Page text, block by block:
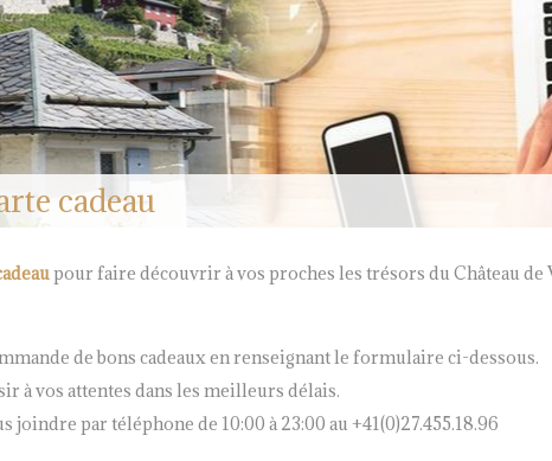
cadeau
pour faire découvrir à vos proches les trésors du Château de
de bons cadeaux en renseignant le formulaire ci-dessous.
à vos attentes dans les meilleurs délais.
joindre par téléphone de 10:00 à 23:00 au +41(0)27.455.18.96